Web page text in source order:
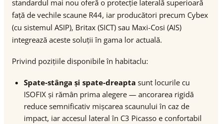
standardul mai nou oferă o protecție laterală superioară
față de vechile scaune R44, iar producători precum Cybex
(cu sistemul ASIP), Britax (SICT) sau Maxi-Cosi (AIS)
integrează aceste soluții în gama lor actuală.
Privind pozițiile disponibile în habitaclu:
Spate-stânga și spate-dreapta sunt locurile cu
ISOFIX și rămân prima alegere — ancorarea rigidă
reduce semnificativ mișcarea scaunului în caz de
impact, iar accesul lateral în C3 Picasso e confortabil